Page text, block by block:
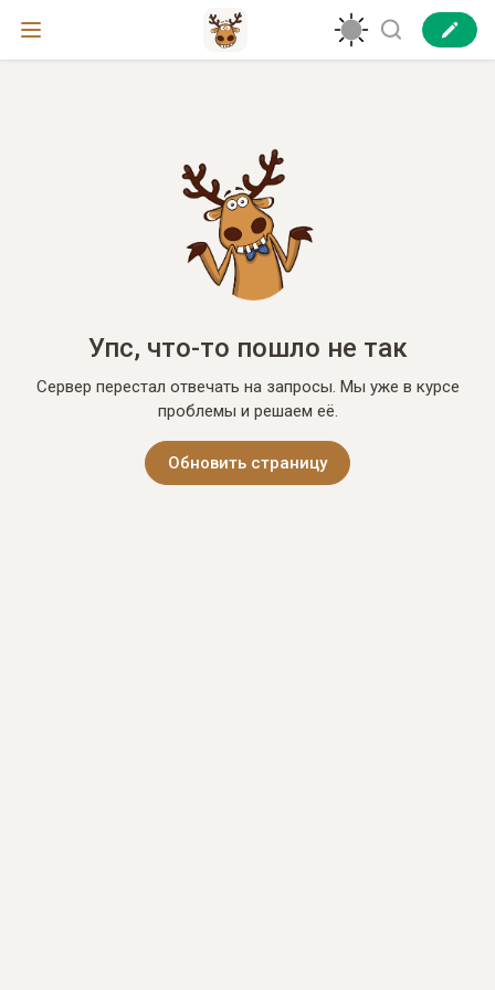
Упс, что-то пошло не так
Сервер перестал отвечать на запросы. Мы уже в курсе
проблемы и решаем её.
Обновить страницу